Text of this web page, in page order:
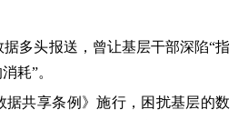
头报送，曾让基层干部深陷“指
耗”。
共享条例》施行，困扰基层的数